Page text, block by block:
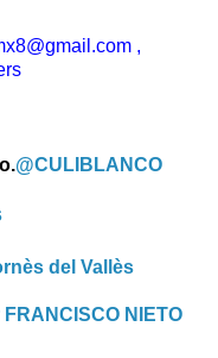
,
@CULIBLANCO
del Vallès
NIETO